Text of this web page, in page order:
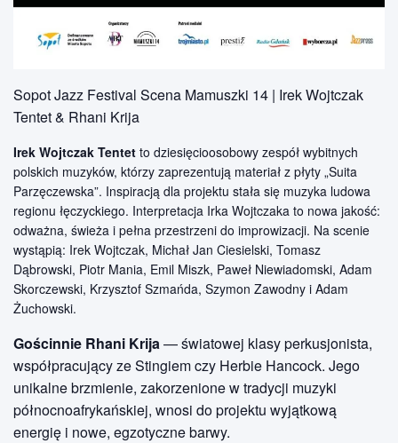
Sopot Jazz Festival Scena Mamuszki 14 | Irek Wojtczak
Tentet & Rhani Krija
Irek Wojtczak Tentet to dziesięcioosobowy zespół wybitnych
polskich muzyków, którzy zaprezentują materiał z płyty „Suita
Parzęczewska”. Inspiracją dla projektu stała się muzyka ludowa
regionu łęczyckiego. Interpretacja Irka Wojtczaka to nowa jakość:
odważna, świeża i pełna przestrzeni do improwizacji. Na scenie
wystąpią: Irek Wojtczak, Michał Jan Ciesielski, Tomasz
Dąbrowski, Piotr Mania, Emil Miszk, Paweł Niewiadomski, Adam
Skorczewski, Krzysztof Szmańda, Szymon Zawodny i Adam
Żuchowski.
Gościnnie Rhani Krija— światowej klasy perkusjonista,
współpracujący ze Stingiem czy Herbie Hancock. Jego
unikalne brzmienie, zakorzenione w tradycji muzyki
północnoafrykańskiej, wnosi do projektu wyjątkową
energię i nowe, egzotyczne barwy.